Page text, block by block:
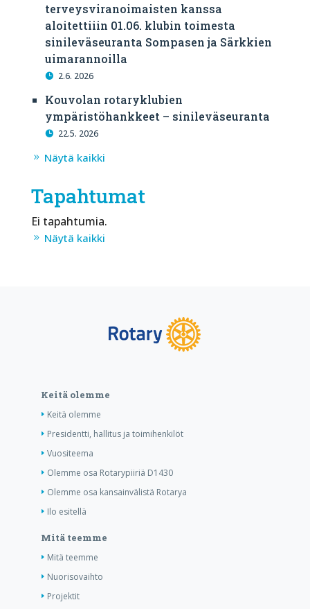
terveysviranoimaisten kanssa
aloitettiiin 01.06. klubin toimesta
sinileväseuranta Sompasen ja Särkkien
uimarannoilla
2.6. 2026
Kouvolan rotaryklubien
ympäristöhankkeet – sinileväseuranta
22.5. 2026
Näytä kaikki
Tapahtumat
Ei tapahtumia.
Näytä kaikki
Keitä olemme
Keitä olemme
Presidentti, hallitus ja toimihenkilöt
Vuositeema
Olemme osa Rotarypiiriä D1430
Olemme osa kansainvälistä Rotarya
Ilo esitellä
Mitä teemme
Mitä teemme
Nuorisovaihto
Projektit